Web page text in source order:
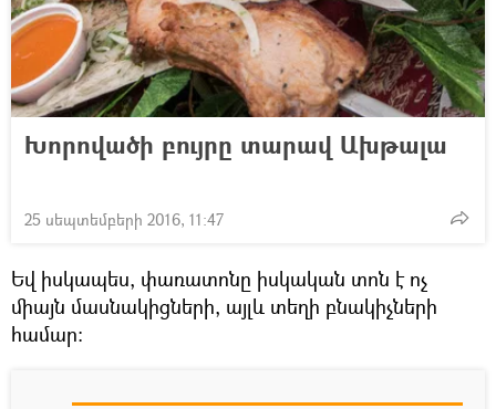
Խորովածի բույրը տարավ Ախթալա
25 սեպտեմբերի 2016, 11:47
Եվ իսկապես, փառատոնը իսկական տոն է ոչ
միայն մասնակիցների, այլև տեղի բնակիչների
համար: